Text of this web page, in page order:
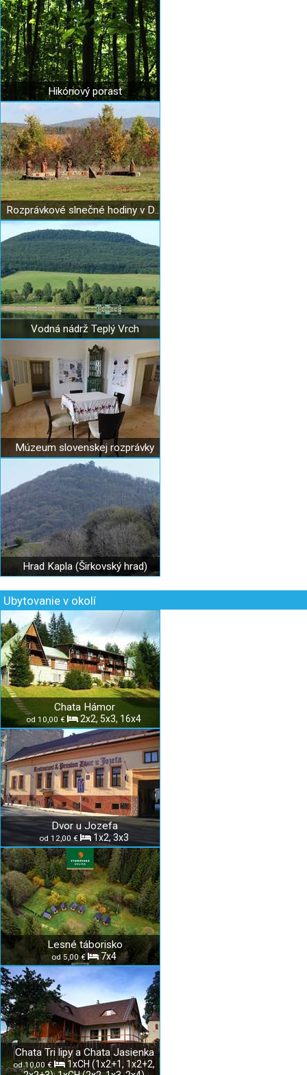
Hikóriový porast
Rozprávkové slnečné hodiny v Drienčanoch
Vodná nádrž Teplý Vrch
Múzeum slovenskej rozprávky
Hrad Kapla (Širkovský hrad)
Ubytovanie v okolí
Chata Hámor
od 10,00 € 2x2, 5x3, 16x4
Dvor u Jozefa
od 12,00 € 1x2, 3x3
Lesné táborisko
od 5,00 € 7x4
Chata Tri lipy a Chata Jasienka
od 10,00 €
1xCH (1x2+1, 1x2+2,